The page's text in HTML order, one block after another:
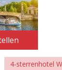
4-sterrenhotel